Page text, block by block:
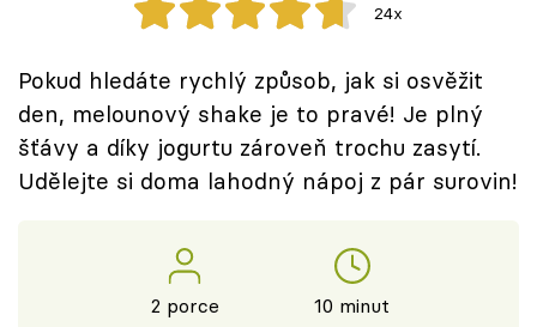
Sledujte prima+
Přihlášení
Sledujte nás
24x
Pokud hledáte rychlý způsob, jak si osvěžit
den, melounový shake je to pravé! Je plný
šťávy a díky jogurtu zároveň trochu zasytí.
Udělejte si doma lahodný nápoj z pár surovin!
2 porce 10 minut